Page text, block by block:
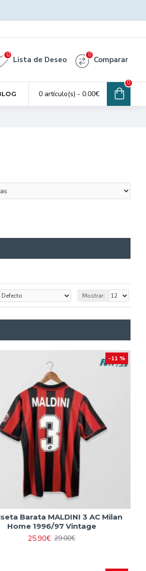
Lista de Deseo
0
Comparar
0
0 artículo(s) - 0.00€
0
Mostrar:
-11 %
Barata MALDINI 3 AC Milan
Home 1996/97 Vintage
25.90€ 29.00€